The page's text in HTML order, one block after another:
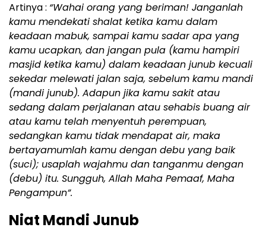
Artinya : “Wahai orang yang beriman! Janganlah
kamu mendekati shalat ketika kamu dalam
keadaan mabuk, sampai kamu sadar apa yang
kamu ucapkan, dan jangan pula (kamu hampiri
masjid ketika kamu) dalam keadaan junub kecuali
sekedar melewati jalan saja, sebelum kamu mandi
(mandi junub). Adapun jika kamu sakit atau
sedang dalam perjalanan atau sehabis buang air
atau kamu telah menyentuh perempuan,
sedangkan kamu tidak mendapat air, maka
bertayamumlah kamu dengan debu yang baik
(suci); usaplah wajahmu dan tanganmu dengan
(debu) itu. Sungguh, Allah Maha Pemaaf, Maha
Pengampun”.
Niat Mandi Junub